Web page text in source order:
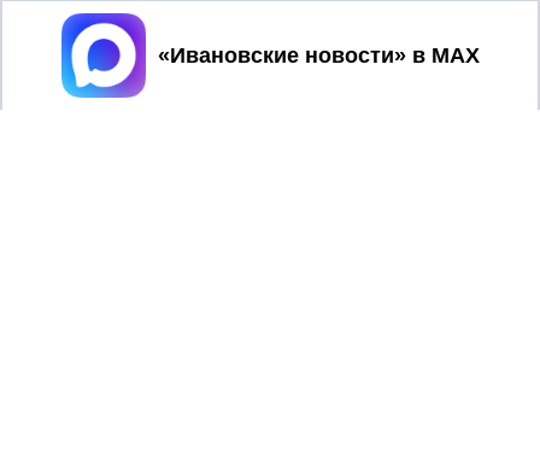
Принять